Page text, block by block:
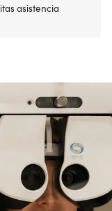
asistencia